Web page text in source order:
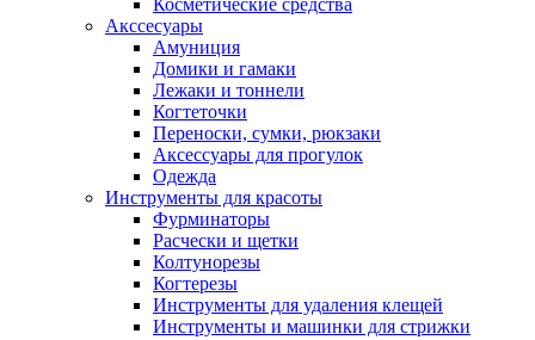
Акссесуары
Амуниция
Домики и гамаки
Лежаки и тоннели
Когтеточки
Переноски, сумки, рюкзаки
Аксессуары для прогулок
Одежда
Инструменты для красоты
Фурминаторы
Расчески и щетки
Колтунорезы
Когтерезы
Инструменты для удаления клещей
Инструменты и машинки для стрижки